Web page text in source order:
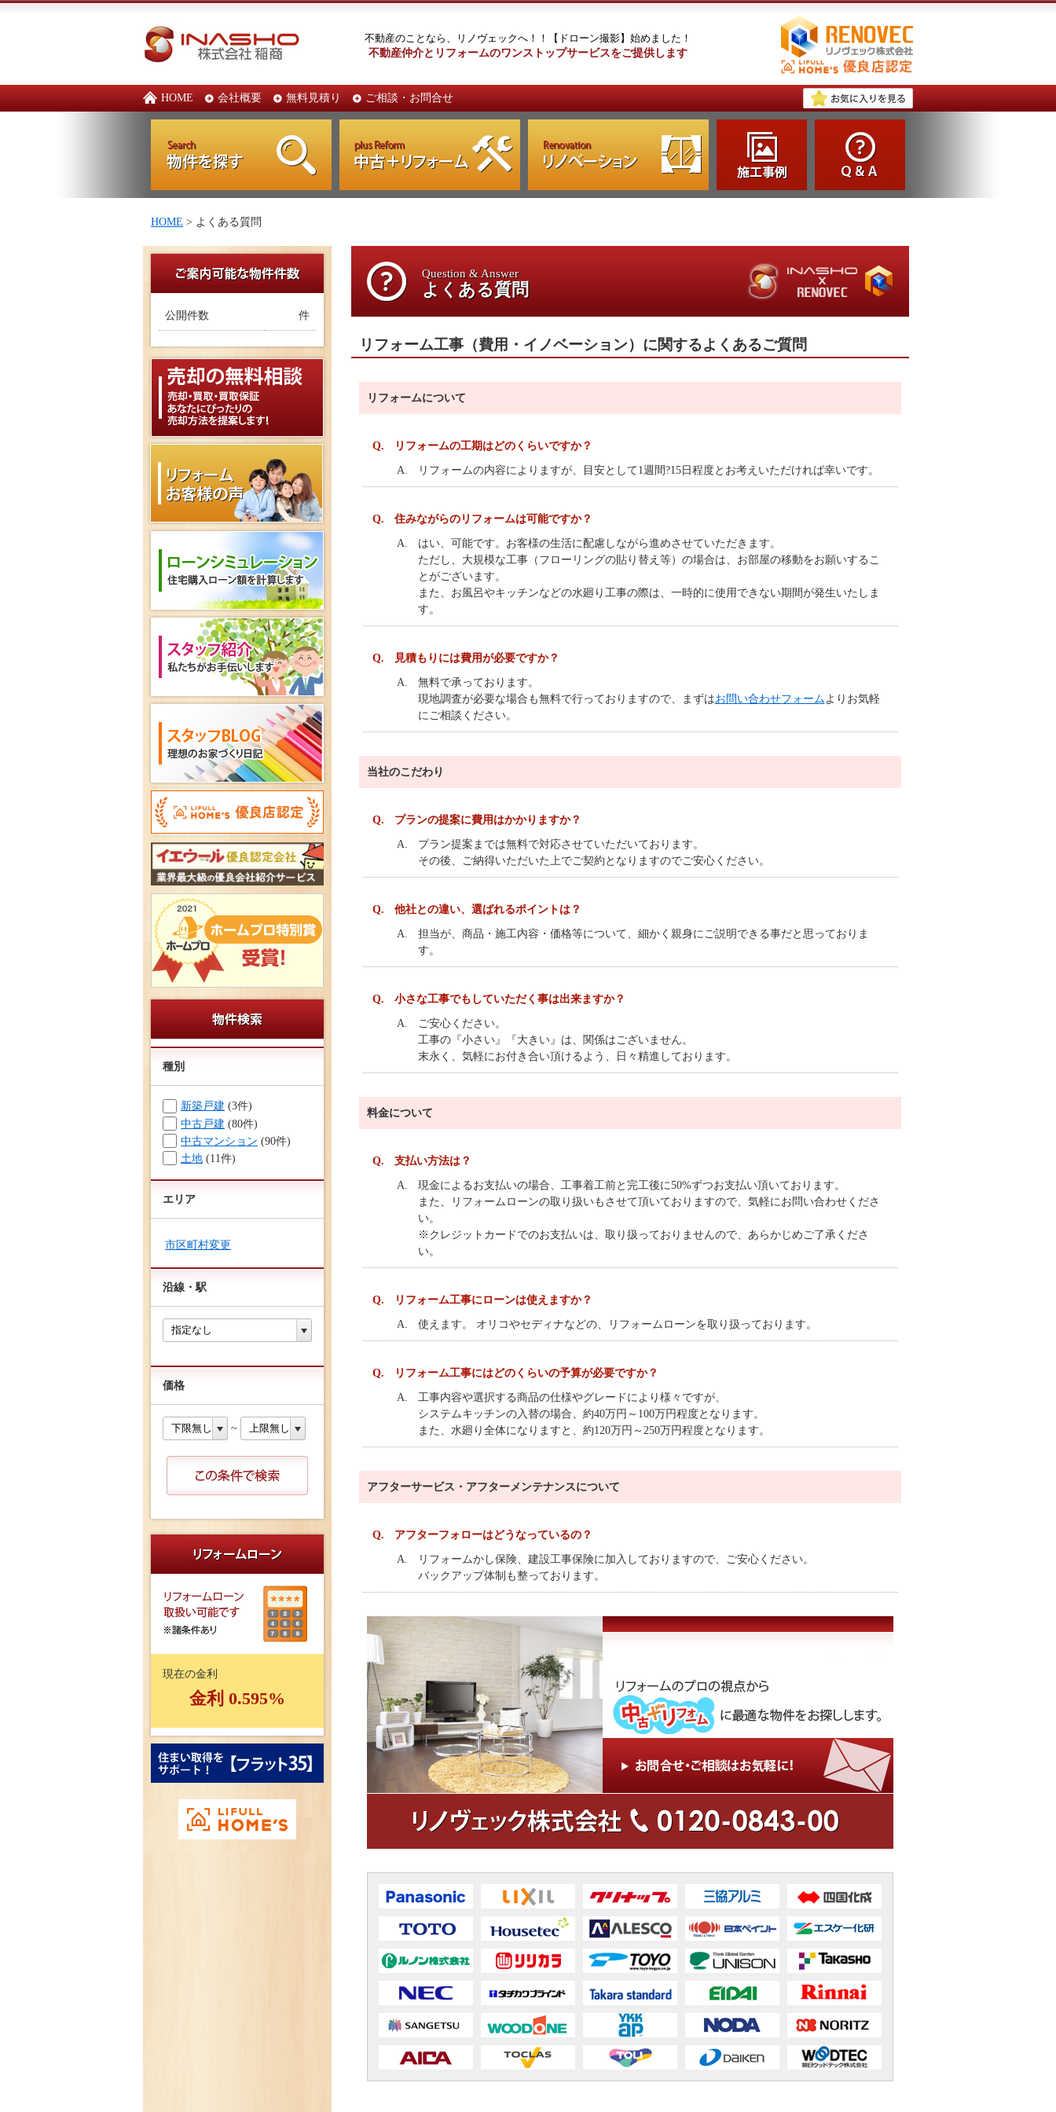
不動産のことなら、リノヴェックへ！！【ドローン撮影】始めました！
不動産仲介とリフォームのワンストップサービスをご提供します
HOME 会社概要 無料見積り ご相談・お問合せ
HOME > よくある質問
公開件数 件
種別
新築戸建 (3件)
中古戸建 (80件)
中古マンション (90件)
土地 (11件)
エリア
市区町村変更
沿線・駅
価格
~
現在の金利
金利 0.595%
Question & Answer
よくある質問
リフォーム工事（費用・イノベーション）に関するよくあるご質問
リフォームについて
Q.
リフォームの工期はどのくらいですか？
A.
リフォームの内容によりますが、目安として1週間?15日程度とお考えいただければ幸いです。
Q.
住みながらのリフォームは可能ですか？
A.
はい、可能です。お客様の生活に配慮しながら進めさせていただきます。
ただし、大規模な工事（フローリングの貼り替え等）の場合は、お部屋の移動をお願いするこ
とがございます。
また、お風呂やキッチンなどの水廻り工事の際は、一時的に使用できない期間が発生いたしま
す。
Q.
見積もりには費用が必要ですか？
A.
無料で承っております。
現地調査が必要な場合も無料で行っておりますので、まずはお問い合わせフォームよりお気軽
にご相談ください。
当社のこだわり
Q.
プランの提案に費用はかかりますか？
A.
プラン提案までは無料で対応させていただいております。
その後、ご納得いただいた上でご契約となりますのでご安心ください。
Q.
他社との違い、選ばれるポイントは？
A.
担当が、商品・施工内容・価格等について、細かく親身にご説明できる事だと思っておりま
す。
Q.
小さな工事でもしていただく事は出来ますか？
A.
ご安心ください。
工事の『小さい』『大きい』は、関係はございません。
末永く、気軽にお付き合い頂けるよう、日々精進しております。
料金について
Q.
支払い方法は？
A.
現金によるお支払いの場合、工事着工前と完工後に50%ずつお支払い頂いております。
また、リフォームローンの取り扱いもさせて頂いておりますので、気軽にお問い合わせくださ
い。
※クレジットカードでのお支払いは、取り扱っておりませんので、あらかじめご了承くださ
い。
Q.
リフォーム工事にローンは使えますか？
A.
使えます。 オリコやセディナなどの、リフォームローンを取り扱っております。
Q.
リフォーム工事にはどのくらいの予算が必要ですか？
A.
工事内容や選択する商品の仕様やグレードにより様々ですが、
システムキッチンの入替の場合、約40万円～100万円程度となります。
また、水廻り全体になりますと、約120万円～250万円程度となります。
アフターサービス・アフターメンテナンスについて
Q.
アフターフォローはどうなっているの？
A.
リフォームかし保険、建設工事保険に加入しておりますので、ご安心ください。
バックアップ体制も整っております。